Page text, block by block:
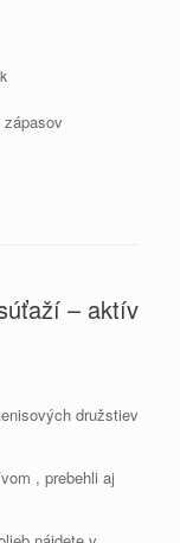
– aktív
družstiev
, prebehli aj